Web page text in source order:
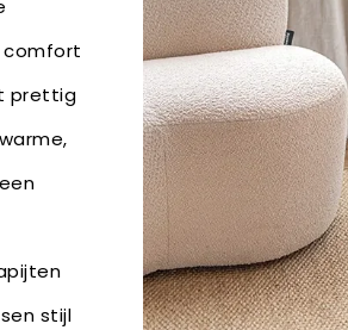
comfort
prettig
stijl